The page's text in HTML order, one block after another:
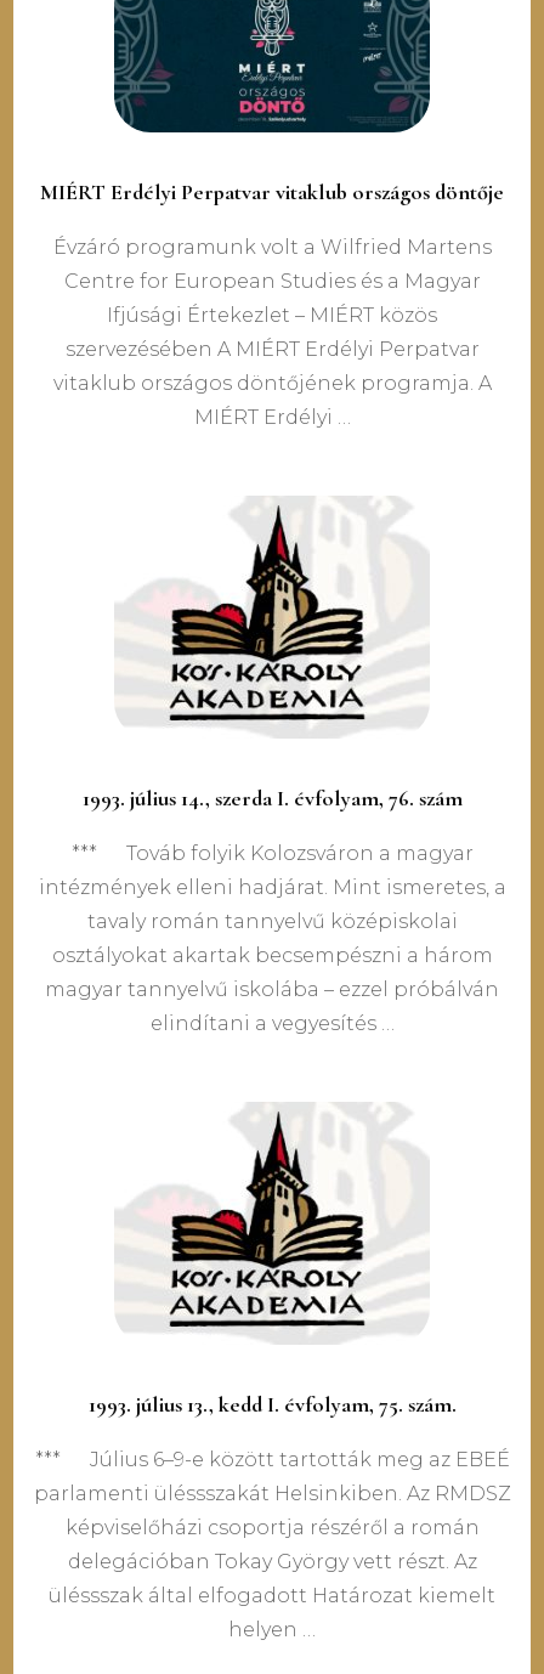
MIÉRT Erdélyi Perpatvar vitaklub országos döntője
Évzáró programunk volt a Wilfried Martens
Centre for European Studies és a Magyar
Ifjúsági Értekezlet – MIÉRT közös
szervezésében A MIÉRT Erdélyi Perpatvar
vitaklub országos döntőjének programja. A
MIÉRT Erdélyi …
1993. július 14., szerda I. évfolyam, 76. szám
*** Továb folyik Kolozsváron a magyar
intézmények elleni hadjárat. Mint ismeretes, a
tavaly román tannyelvű középiskolai
osztályokat akartak becsempészni a három
magyar tannyelvű iskolába – ezzel próbálván
elindítani a vegyesítés …
1993. július 13., kedd I. évfolyam, 75. szám.
*** Július 6–9-e között tartották meg az EBEÉ
parlamenti üléssszakát Helsinkiben. Az RMDSZ
képviselőházi csoportja részéről a román
delegációban Tokay György vett részt. Az
üléssszak által elfogadott Határozat kiemelt
helyen …